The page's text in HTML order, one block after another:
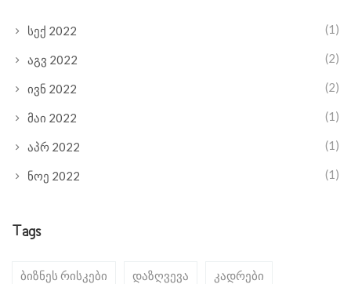
სექ 2022 (1)
აგვ 2022 (2)
ივნ 2022 (2)
მაი 2022 (1)
აპრ 2022 (1)
ნოე 2022 (1)
Tags
ბიზნეს რისკები დაზღვევა კადრები